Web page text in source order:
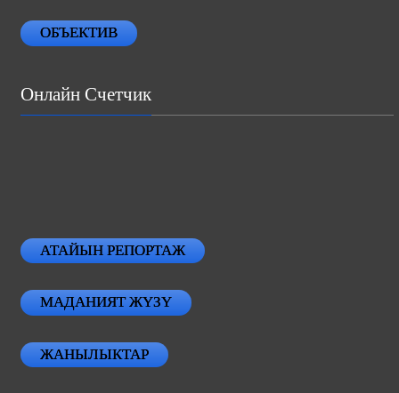
ОБЪЕКТИВ
Онлайн Счетчик
АТАЙЫН РЕПОРТАЖ
МАДАНИЯТ ЖҮЗҮ
ЖАНЫЛЫКТАР